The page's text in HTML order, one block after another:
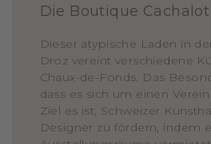
Die Boutique Cachalot
Dieser atypische Laden in
Droz vereint verschiedene
Chaux-de-Fonds. Das
dass es sich um einen
Ziel es ist, Schweizer
Designer zu fördern, indem